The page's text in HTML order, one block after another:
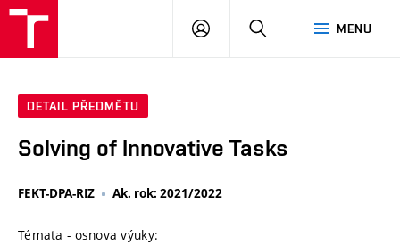
MENU
PŘIHLÁSIT
DETAIL PŘEDMĚTU
Solving of Innovative Tasks
FEKT-DPA-RIZ Ak. rok: 2021/2022
Témata - osnova výuky: